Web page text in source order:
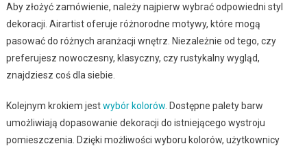
Aby złożyć zamówienie, należy najpierw wybrać odpowiedni styl
dekoracji. Airartist oferuje różnorodne motywy, które mogą
pasować do różnych aranżacji wnętrz. Niezależnie od tego, czy
preferujesz nowoczesny, klasyczny, czy rustykalny wygląd,
znajdziesz coś dla siebie.
Kolejnym krokiem jestwybór kolorów. Dostępne palety barw
umożliwiają dopasowanie dekoracji do istniejącego wystroju
pomieszczenia. Dzięki możliwości wyboru kolorów, użytkownicy